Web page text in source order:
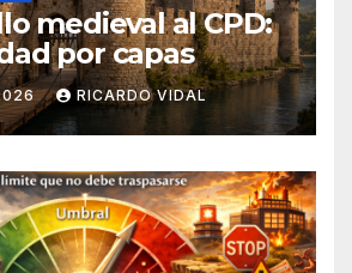
medieval al CPD:
por capas
RICARDO VIDAL